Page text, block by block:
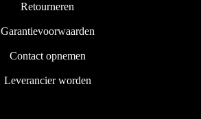
Retourneren
Garantievoorwaarden
Contact opnemen
Leverancier worden